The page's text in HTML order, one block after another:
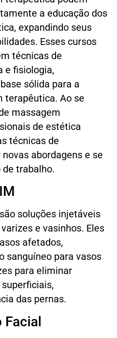
a educação dos
expandindo seus
Esses cursos
técnicas de
e fisiologia,
sólida para a
terapêutica. Ao se
massagem
de estética
técnicas de
abordagens e se
trabalho.
soluções injetáveis
e vasinhos. Eles
afetados,
sanguíneo para vasos
para eliminar
das pernas.
Facial